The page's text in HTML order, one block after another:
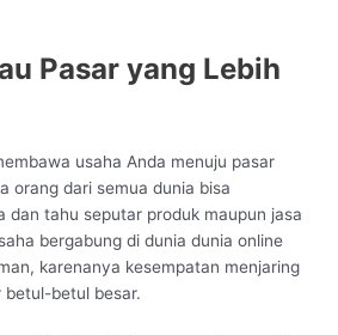
Pasar yang Lebih
usaha Anda menuju pasar
orang dari semua dunia bisa
dan tahu seputar produk maupun jasa
bergabung di dunia dunia online
karenanya kesempatan menjaring
betul-betul besar.